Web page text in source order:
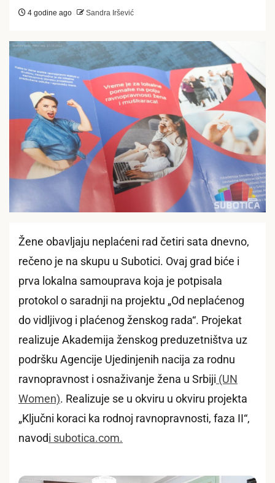
4 godine ago Sandra Iršević
Žene obavljaju neplaćeni rad četiri sata dnevno,
rečeno je na skupu u Subotici. Ovaj grad biće i
prva lokalna samouprava koja je potpisala
protokol o saradnji na projektu „Od neplaćenog
do vidljivog i plaćenog ženskog rada“. Projekat
realizuje Akademija ženskog preduzetništva uz
podršku Agencije Ujedinjenih nacija za rodnu
ravnopravnost i osnaživanje žena u Srbiji (UN
Women). Realizuje se u okviru u okviru projekta
„Ključni koraci ka rodnoj ravnopravnosti, faza II“,
navodi subotica.com.